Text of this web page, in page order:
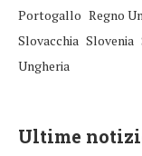
Portogallo Regno
Slovacchia Slovenia
Ungheria
Ultime